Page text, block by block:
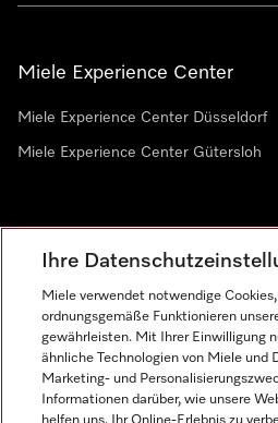
Miele Experience Center
Miele Experience Center Düsseldorf
Miele Experience Center Gütersloh
Ihre
Miele verwendet notwendige
ordnungsgemäße Funktionieren
gewährleisten. Mit Ihrer Einwilligung
ähnliche Technologien von Miele und
Marketing- und
Informationen darüber, wie unsere